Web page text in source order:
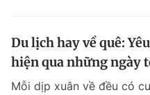
Du lịch hay về quê:
hiện qua những ngày
Mỗi dịp xuân về đều có